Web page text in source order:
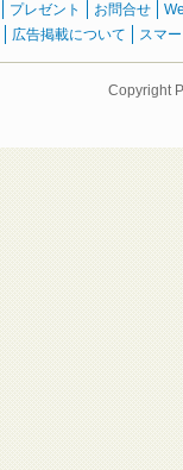
プレゼント お問合せ
広告掲載について スマ
Copyright